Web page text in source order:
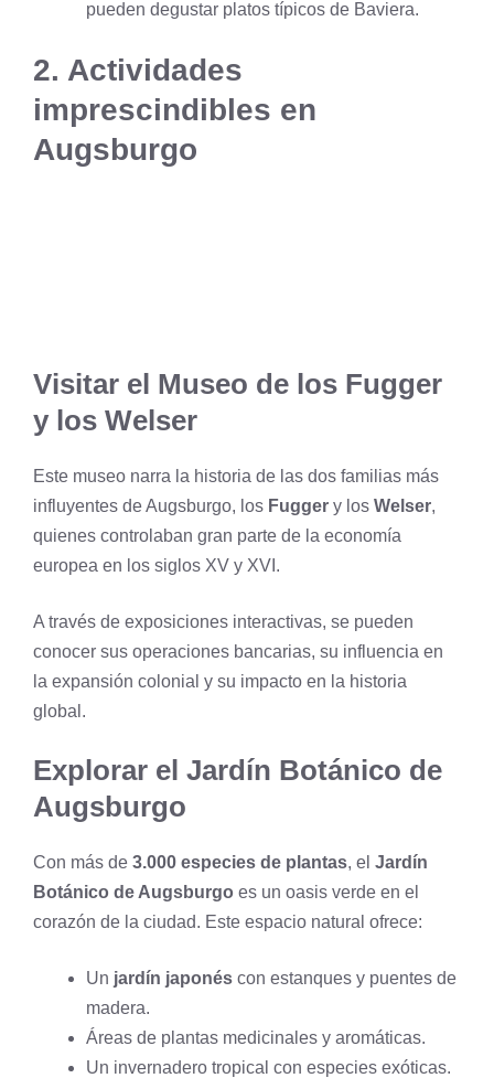
pueden degustar platos típicos de Baviera.
2. Actividades
imprescindibles en
Augsburgo
Visitar el Museo de los Fugger
y los Welser
Este museo narra la historia de las dos familias más
influyentes de Augsburgo, los Fugger y los Welser,
quienes controlaban gran parte de la economía
europea en los siglos XV y XVI.
A través de exposiciones interactivas, se pueden
conocer sus operaciones bancarias, su influencia en
la expansión colonial y su impacto en la historia
global.
Explorar el Jardín Botánico de
Augsburgo
Con más de 3.000 especies de plantas, el Jardín
Botánico de Augsburgo es un oasis verde en el
corazón de la ciudad. Este espacio natural ofrece:
Un jardín japonés con estanques y puentes de
madera.
Áreas de plantas medicinales y aromáticas.
Un invernadero tropical con especies exóticas.